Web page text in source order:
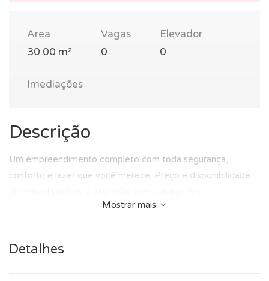
Area
30.00 m²
Vagas
0
Elevador
0
Imediações
Descrição
Um empreendimento completo com toda segurança,
conforto e lazer que você merece. Preço e disponibilidade
Mostrar mais
Detalhes